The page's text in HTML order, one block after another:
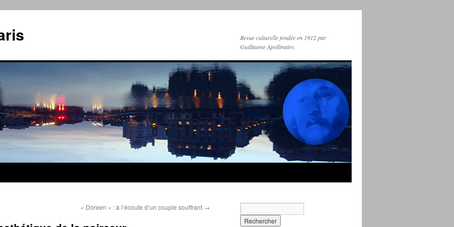
Revue culturelle fondée en 1912 par
Guillaume Apollinaire.
« Doreen » : à l’écoute d’un couple souffrant →